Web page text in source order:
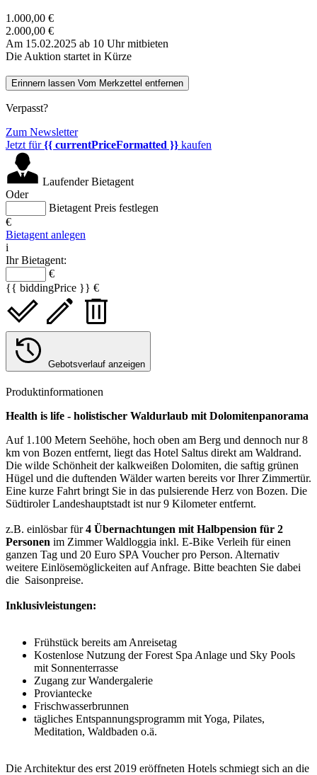
1.000,00 €
2.000,00 €
Am 15.02.2025 ab 10 Uhr mitbieten
Die Auktion startet in Kürze
Erinnern lassen Vom Merkzettel entfernen
Verpasst?
Zum Newsletter
Jetzt für{{ currentPriceFormatted }} kaufen
Laufender Bietagent
Oder
Bietagent Preis festlegen
€
Bietagent anlegen
i
Ihr Bietagent:
€
{{ biddingPrice }} €
Gebotsverlauf anzeigen
Produktinformationen
Health is life - holistischer Waldurlaub mit Dolomitenpanorama
Auf 1.100 Metern Seehöhe, hoch oben am Berg und dennoch nur 8
km von Bozen entfernt, liegt das Hotel Saltus direkt am Waldrand.
Die wilde Schönheit der kalkweißen Dolomiten, die saftig grünen
Hügel und die duftenden Wälder warten bereits vor Ihrer Zimmertür.
Eine kurze Fahrt bringt Sie in das pulsierende Herz von Bozen. Die
Südtiroler Landeshauptstadt ist nur 9 Kilometer entfernt.
z.B. einlösbar für4 Übernachtungen mit Halbpension für 2
Personen im Zimmer Waldloggia inkl. E-Bike Verleih für einen
ganzen Tag und 20 Euro SPA Voucher pro Person. Alternativ
weitere Einlösemöglickeiten auf Anfrage. Bitte beachten Sie dabei
die Saisonpreise.
Inklusivleistungen:
Frühstück bereits am Anreisetag
Kostenlose Nutzung der Forest Spa Anlage und Sky Pools
mit Sonnenterrasse
Zugang zur Wandergalerie
Proviantecke
Frischwasserbrunnen
tägliches Entspannungsprogramm mit Yoga, Pilates,
Meditation, Waldbaden o.ä.
Die Architektur des erst 2019 eröffneten Hotels schmiegt sich an die